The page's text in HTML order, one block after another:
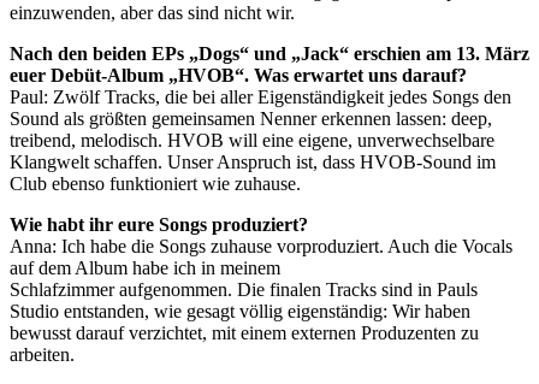
einzuwenden, aber das sind nicht wir.
Nach den beiden EPs „Dogs“ und „Jack“ erschien am 13. März
euer Debüt-Album „HVOB“. Was erwartet uns darauf?
Paul: Zwölf Tracks, die bei aller Eigenständigkeit jedes Songs den
Sound als größten gemeinsamen Nenner erkennen lassen: deep,
treibend, melodisch. HVOB will eine eigene, unverwechselbare
Klangwelt schaffen. Unser Anspruch ist, dass HVOB-Sound im
Club ebenso funktioniert wie zuhause.
Wie habt ihr eure Songs produziert?
Anna: Ich habe die Songs zuhause vorproduziert. Auch die Vocals
auf dem Album habe ich in meinem
Schlafzimmer aufgenommen. Die finalen Tracks sind in Pauls
Studio entstanden, wie gesagt völlig eigenständig: Wir haben
bewusst darauf verzichtet, mit einem externen Produzenten zu
arbeiten.